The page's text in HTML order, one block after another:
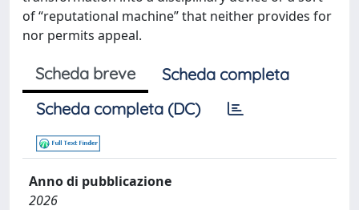
of “reputational machine” that neither provides for
nor permits appeal.
Scheda breve
Scheda completa
Scheda completa (DC)
Anno di pubblicazione
2026